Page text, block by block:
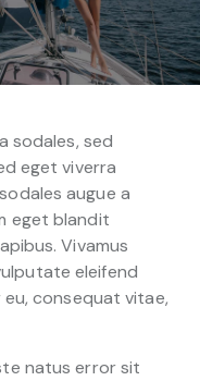
sodales, sed
eget viverra
augue a
eget blandit
Vivamus
eleifend
consequat vitae,
natus error sit